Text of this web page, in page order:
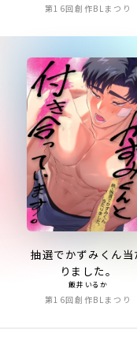
第16回創作BLまつり
抽選でかずみくん当
りました。
飯井いるか
第16回創作BLまつり